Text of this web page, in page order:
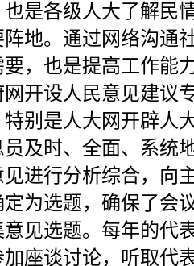
是各级人大了解民
地。通过网络沟通
，也是提高工作能
开设人民意见建议
别是人大网开辟人
及时、全面、系统
进行分析综合，向
为选题，确保了会
见选题。每年的代
座谈讨论，听取代